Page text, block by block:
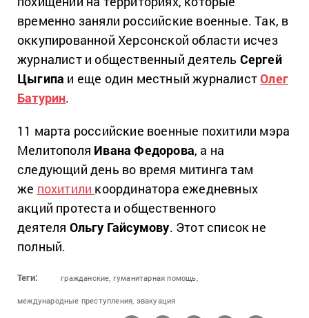
временно заняли российские военные. Так, в
оккупированной Херсонской области исчез
журналист и общественный деятель Сергей
Цыгипа и еще один местный журналистОлег
Батурин.
11 марта российские военные похитили мэра
Мелитополя Ивана Федорова, а на
следующий день во время митинга там
же похитили координатора ежедневных
акций протеста и общественного
деятеля Ольгу Гайсумову. Этот список не
полный.
Теги: гражданские, гуманитарная помощь,
международные преступления, эвакуация